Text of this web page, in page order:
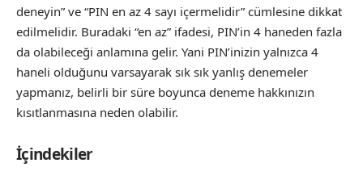
deneyin” ve “PIN en az 4 sayı içermelidir” cümlesine dikkat
edilmelidir. Buradaki “en az” ifadesi, PIN’in 4 haneden fazla
da olabileceği anlamına gelir. Yani PIN’inizin yalnızca 4
haneli olduğunu varsayarak sık sık yanlış denemeler
yapmanız, belirli bir süre boyunca deneme hakkınızın
kısıtlanmasına neden olabilir.
İçindekiler